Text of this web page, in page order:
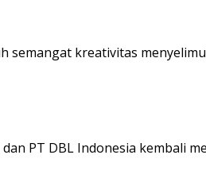
semangat kreativitas
PT DBL Indonesia kembali